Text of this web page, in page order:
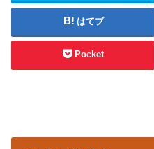
はてブ
Pocket